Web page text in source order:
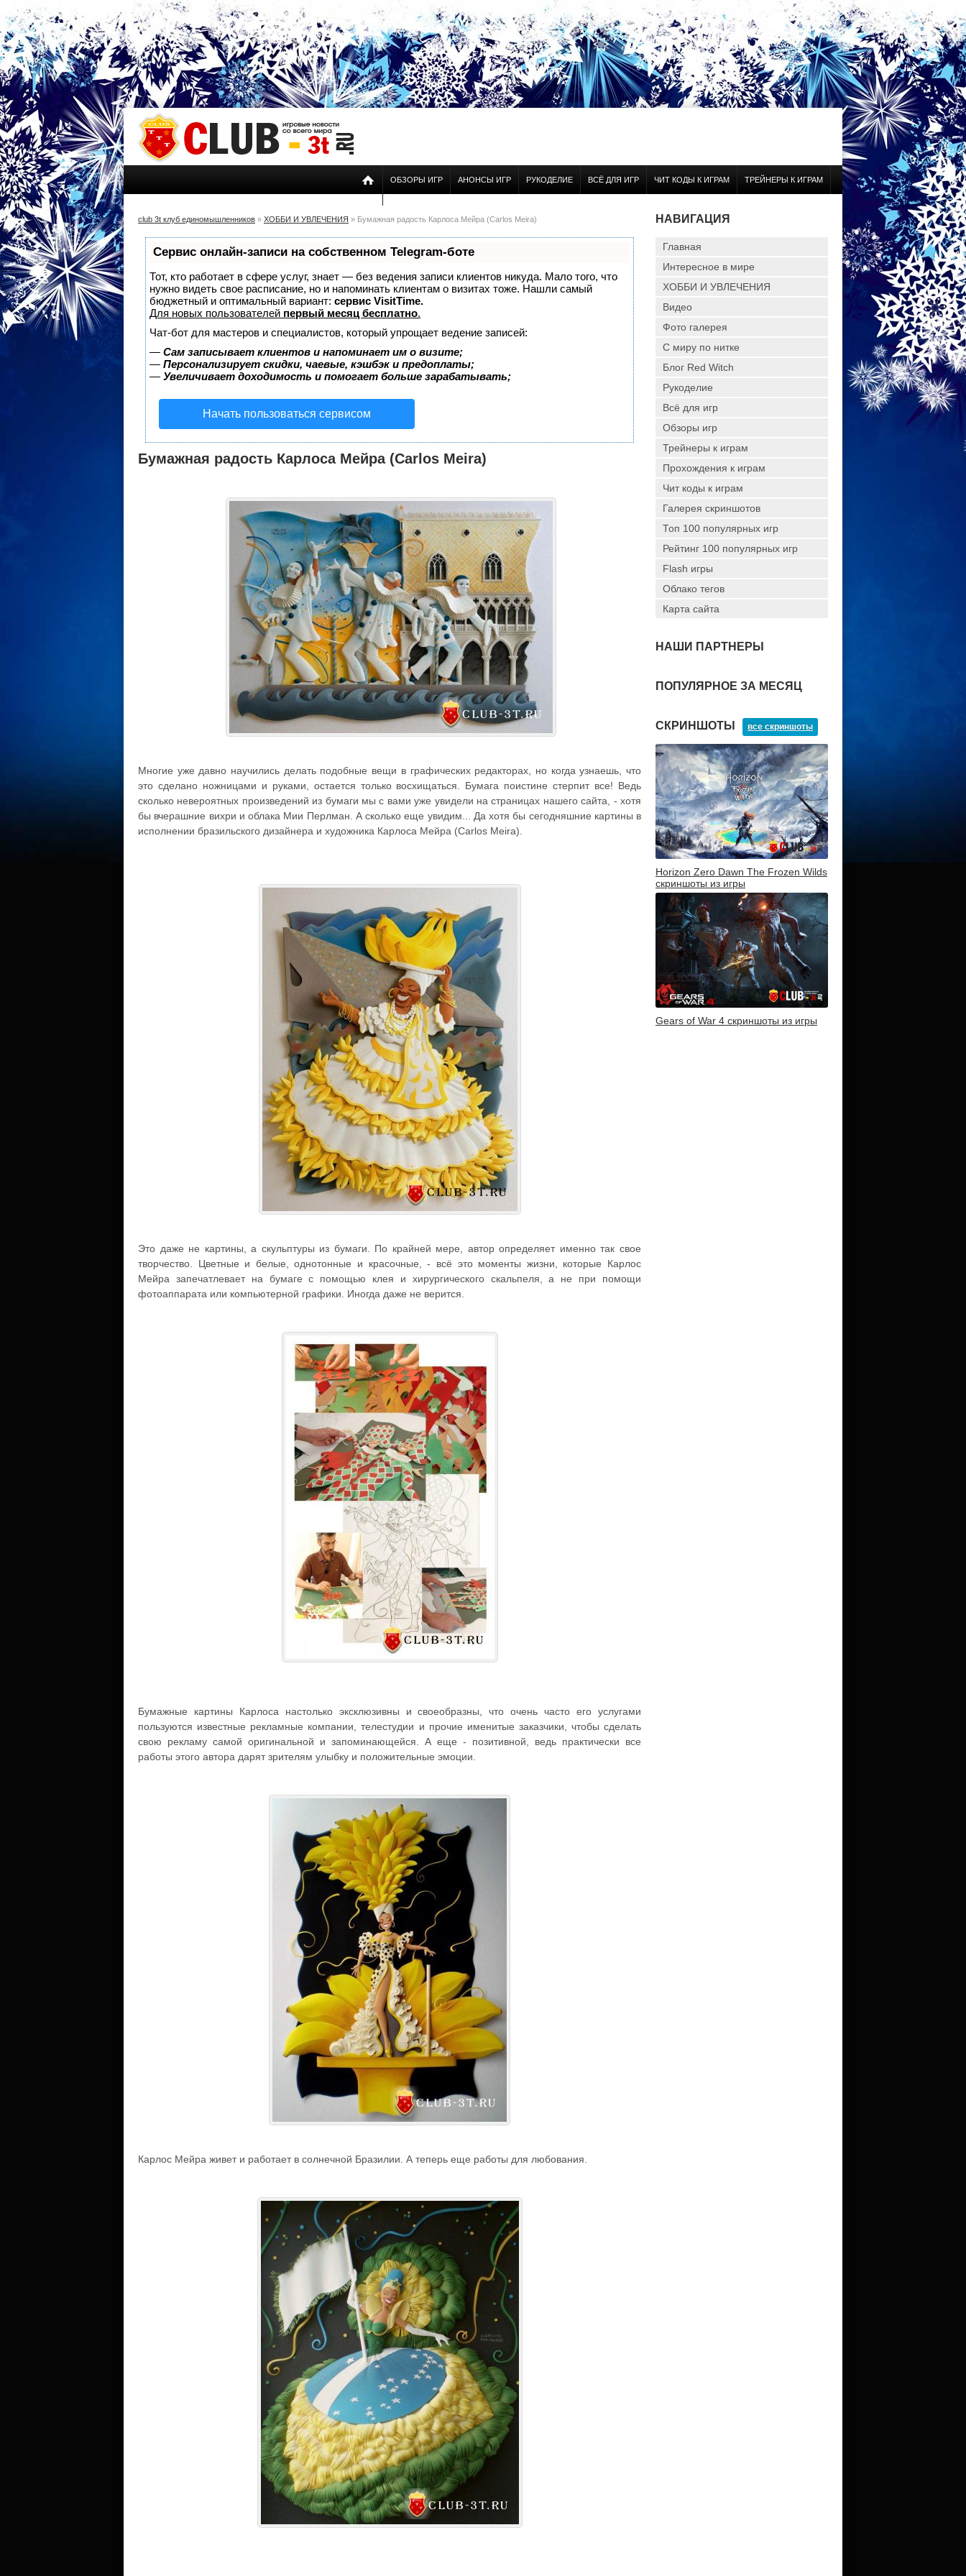
ОБЗОРЫ ИГР АНОНСЫ ИГР РУКОДЕЛИЕ ВСЁ ДЛЯ ИГР ЧИТ КОДЫ К ИГРАМ ТРЕЙНЕРЫ К ИГРАМ
club 3t клуб единомышленников » ХОББИ И УВЛЕЧЕНИЯ » Бумажная радость Карлоса Мейра (Carlos Meira)
Сервис онлайн-записи на собственном Telegram-боте
Тот, кто работает в сфере услуг, знает — без ведения записи клиентов никуда. Мало того, что
нужно видеть свое расписание, но и напоминать клиентам о визитах тоже. Нашли самый
бюджетный и оптимальный вариант: сервис VisitTime.
Для новых пользователей первый месяц бесплатно.
Чат-бот для мастеров и специалистов, который упрощает ведение записей:
— Сам записывает клиентов и напоминает им о визите;
— Персонализирует скидки, чаевые, кэшбэк и предоплаты;
— Увеличивает доходимость и помогает больше зарабатывать;
Начать пользоваться сервисом
Бумажная радость Карлоса Мейра (Carlos Meira)
Многие уже давно научились делать подобные вещи в графических редакторах, но когда узнаешь, что
это сделано ножницами и руками, остается только восхищаться. Бумага поистине стерпит все! Ведь
сколько невероятных произведений из бумаги мы с вами уже увидели на страницах нашего сайта, - хотя
бы вчерашние вихри и облака Мии Перлман. А сколько еще увидим... Да хотя бы сегодняшние картины в
исполнении бразильского дизайнера и художника Карлоса Мейра (Carlos Meira).
Это даже не картины, а скульптуры из бумаги. По крайней мере, автор определяет именно так свое
творчество. Цветные и белые, однотонные и красочные, - всё это моменты жизни, которые Карлос
Мейра запечатлевает на бумаге с помощью клея и хирургического скальпеля, а не при помощи
фотоаппарата или компьютерной графики. Иногда даже не верится.
Бумажные картины Карлоса настолько эксклюзивны и своеобразны, что очень часто его услугами
пользуются известные рекламные компании, телестудии и прочие именитые заказчики, чтобы сделать
свою рекламу самой оригинальной и запоминающейся. А еще - позитивной, ведь практически все
работы этого автора дарят зрителям улыбку и положительные эмоции.
Карлос Мейра живет и работает в солнечной Бразилии. А теперь еще работы для любования.
НАВИГАЦИЯ
Главная
Интересное в мире
ХОББИ И УВЛЕЧЕНИЯ
Видео
Фото галерея
С миру по нитке
Блог Red Witch
Рукоделие
Всё для игр
Обзоры игр
Трейнеры к играм
Прохождения к играм
Чит коды к играм
Галерея скриншотов
Топ 100 популярных игр
Рейтинг 100 популярных игр
Flash игры
Облако тегов
Карта сайта
НАШИ ПАРТНЕРЫ
ПОПУЛЯРНОЕ ЗА МЕСЯЦ
СКРИНШОТЫ все скриншоты
Horizon Zero Dawn The Frozen Wilds
скриншоты из игры
Gears of War 4 скриншоты из игры